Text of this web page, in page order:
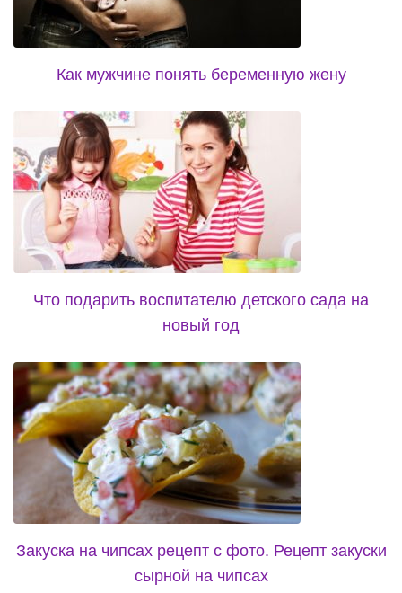
Как мужчине понять беременную жену
Что подарить воспитателю детского сада на
новый год
Закуска на чипсах рецепт с фото. Рецепт закуски
сырной на чипсах